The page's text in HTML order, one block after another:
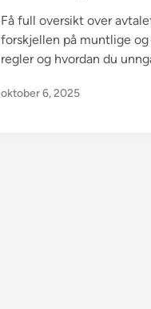
d
i
n
Få full oversikt over
forskjellen på muntlige
regler og hvordan du
oktober 6, 2025